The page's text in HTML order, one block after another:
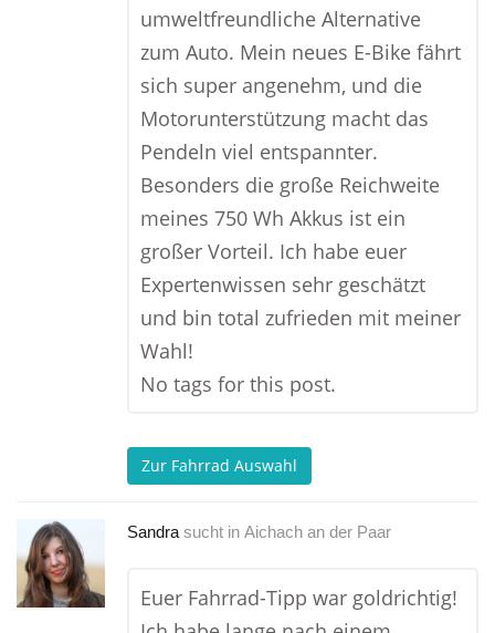
umweltfreundliche Alternative
zum Auto. Mein neues E-Bike fährt
sich super angenehm, und die
Motorunterstützung macht das
Pendeln viel entspannter.
Besonders die große Reichweite
meines 750 Wh Akkus ist ein
großer Vorteil. Ich habe euer
Expertenwissen sehr geschätzt
und bin total zufrieden mit meiner
Wahl!
No tags for this post.
Zur Fahrrad Auswahl
Sandra sucht in Aichach an der Paar
Euer Fahrrad-Tipp war goldrichtig!